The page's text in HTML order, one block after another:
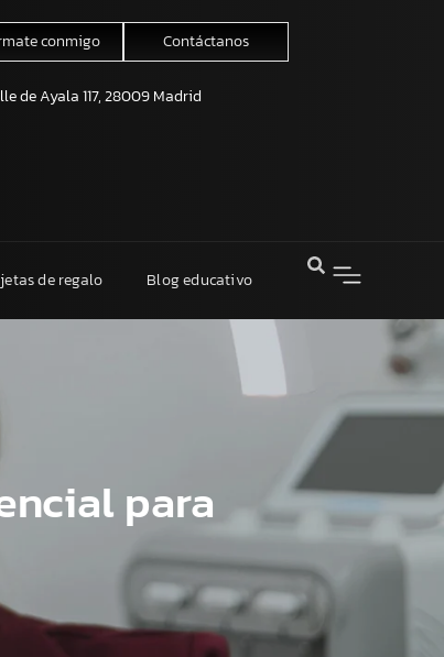
conmigo Contáctanos
de Ayala 117, 28009 Madrid
de regalo Blog educativo
para